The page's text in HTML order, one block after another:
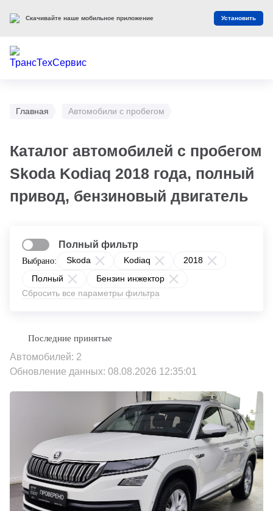
Главная Автомобили с пробегом
Каталог автомобилей с пробегом
Skoda Kodiaq 2018 года, полный
привод, бензиновый двигатель
Выбрано: Skoda Kodiaq
2018
Полный
Бензин инжектор
Сбросить все параметры фильтра
Полный фильтр
Автомобилей: 2
Обновление данных: 08.08.2026 12:35:01
Скачивайте наше мобильное приложение Установить